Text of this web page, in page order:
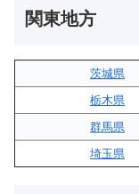
関東地方
茨城県
栃木県
群馬県
埼玉県